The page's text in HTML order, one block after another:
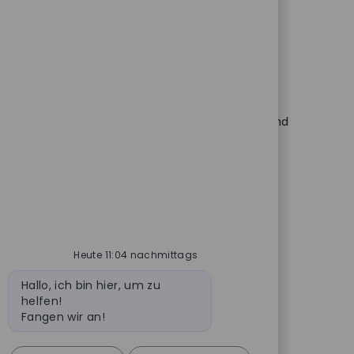
(m/w/d), der die Schnittstelle zwischen Kunden und
tragen zur kontinuierlichen Verbesserung des
Heute 11:04 nachmittags
Bot-Nachricht
Hallo, ich bin hier, um zu
helfen!
Fangen wir an!